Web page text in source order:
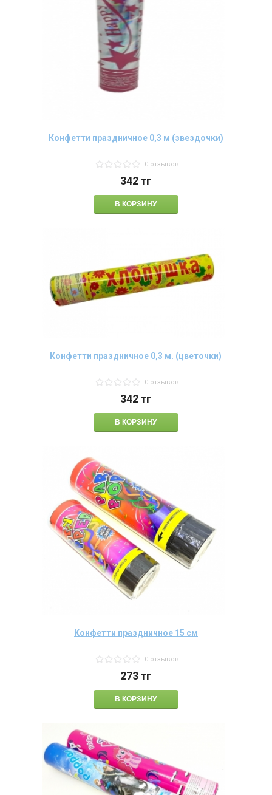
Конфетти праздничное 0,3 м (звездочки)
0 отзывов
342тг
Конфетти праздничное 0,3 м. (цветочки)
0 отзывов
342тг
Конфетти праздничное 15 см
0 отзывов
273тг